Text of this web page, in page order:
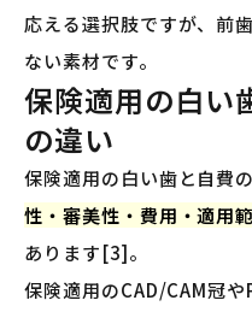
応える選択肢ですが、前
ない素材です。
保険適用の白い
の違い
保険適用の白い歯と自費
性・審美性・費用・適用
あります[3]。
保険適用のCAD/CAM冠